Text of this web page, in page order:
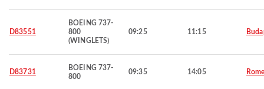
D83551
BOEING 737-
800
(WINGLETS)
09:25 11:15
D83731
BOEING 737-
800
09:35 14:05